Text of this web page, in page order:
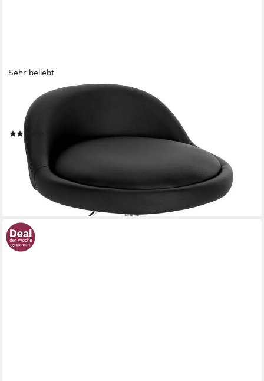
Sehr beliebt
Bürostuhl, mit Rollen Drehhocker höhenverstellbar Sitzhöhe 43-
54,5 cm
ab 28,24 € 66,99 €
nur bis Dienstag
lieferbar - in 3-4 Werktagen bei dir